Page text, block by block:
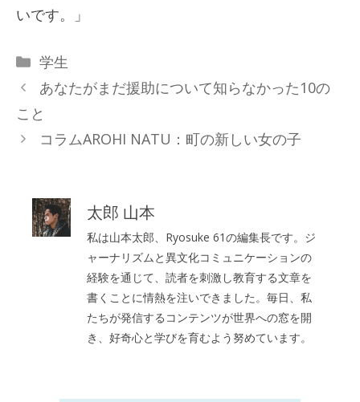
いです。」
カ
テ
ゴ
リ
ー
学生
あなたがまだ援助について知らなかった10の
こと
コラムAROHI NATU：町の新しい女の子
太郎 山本
私は山本太郎、Ryosuke 61の編集長です。ジ
ャーナリズムと異文化コミュニケーションの
経験を通じて、読者を刺激し教育する文章を
書くことに情熱を注いできました。毎日、私
たちが発信するコンテンツが世界への窓を開
き、好奇心と学びを育むよう努めています。